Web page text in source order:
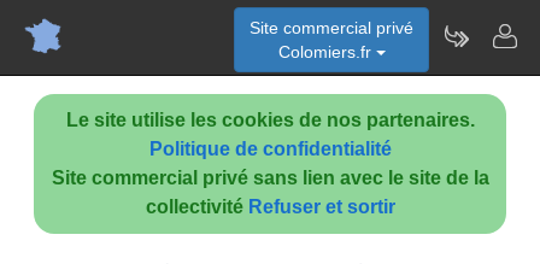
Le site utilise les cookies de nos partenaires.
Politique de confidentialité
Site commercial privé sans lien avec le site de la
collectivité Refuser et sortir
Site commercial privé
Colomiers.fr